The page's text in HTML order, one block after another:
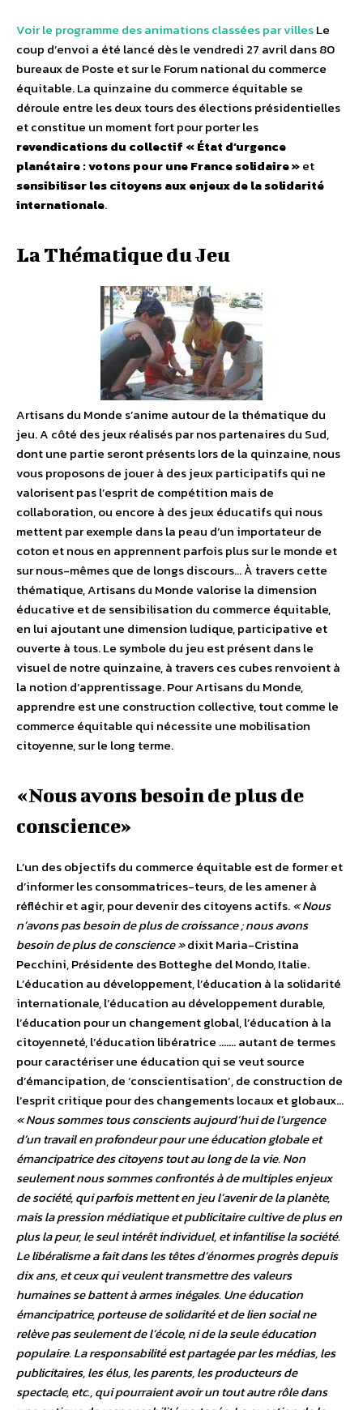
Voir le programme des animations classées par villesLe
coup d’envoi a été lancé dès le vendredi 27 avril dans 80
bureaux de Poste et sur le Forum national du commerce
équitable. La quinzaine du commerce équitable se
déroule entre les deux tours des élections présidentielles
et constitue un moment fort pour porter les
revendications du collectif « État d’urgence
planétaire : votons pour une France solidaire »et
sensibiliser les citoyens aux enjeux de la solidarité
internationale.
La Thématique du Jeu
Artisans du Monde s’anime autour de la thématique du
jeu. A côté des jeux réalisés par nos partenaires du Sud,
dont une partie seront présents lors de la quinzaine, nous
vous proposons de jouer à des jeux participatifs qui ne
valorisent pas l’esprit de compétition mais de
collaboration, ou encore à des jeux éducatifs qui nous
mettent par exemple dans la peau d’un importateur de
coton et nous en apprennent parfois plus sur le monde et
sur nous-mêmes que de longs discours… À travers cette
thématique, Artisans du Monde valorise la dimension
éducative et de sensibilisation du commerce équitable,
en lui ajoutant une dimension ludique, participative et
ouverte à tous. Le symbole du jeu est présent dans le
visuel de notre quinzaine, à travers ces cubes renvoient à
la notion d’apprentissage. Pour Artisans du Monde,
apprendre est une construction collective, tout comme le
commerce équitable qui nécessite une mobilisation
citoyenne, sur le long terme.
«Nous avons besoin de plus de
conscience»
L’un des objectifs du commerce équitable est de former et
d’informer les consommatrices-teurs, de les amener à
réfléchir et agir, pour devenir des citoyens actifs.« Nous
n’avons pas besoin de plus de croissance ; nous avons
besoin de plus de conscience »dixit Maria-Cristina
Pecchini, Présidente des Botteghe del Mondo, Italie.
L’éducation au développement, l’éducation à la solidarité
internationale, l’éducation au développement durable,
l’éducation pour un changement global, l’éducation à la
citoyenneté, l’éducation libératrice ……. autant de termes
pour caractériser une éducation qui se veut source
d’émancipation, de ‘conscientisation’, de construction de
l’esprit critique pour des changements locaux et globaux…
« Nous sommes tous conscients aujourd’hui de l’urgence
d’un travail en profondeur pour une éducation globale et
émancipatrice des citoyens tout au long de la vie. Non
seulement nous sommes confrontés à de multiples enjeux
de société, qui parfois mettent en jeu l’avenir de la planète,
mais la pression médiatique et publicitaire cultive de plus en
plus la peur, le seul intérêt individuel, et infantilise la société.
Le libéralisme a fait dans les têtes d’énormes progrès depuis
dix ans, et ceux qui veulent transmettre des valeurs
humaines se battent à armes inégales. Une éducation
émancipatrice, porteuse de solidarité et de lien social ne
relève pas seulement de l’école, ni de la seule éducation
populaire. La responsabilité est partagée par les médias, les
publicitaires, les élus, les parents, les producteurs de
spectacle, etc., qui pourraient avoir un tout autre rôle dans